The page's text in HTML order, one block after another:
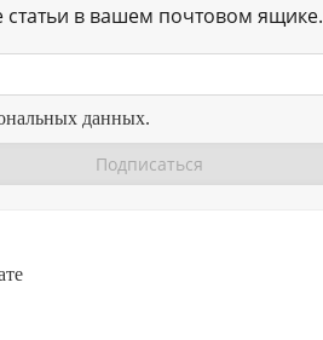
в вашем почтовом ящике.
данных.